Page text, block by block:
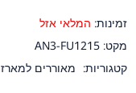
זמינות: המלאי אזל
מקט: AN3-FU1215
קטגוריות: מאוררים למארז